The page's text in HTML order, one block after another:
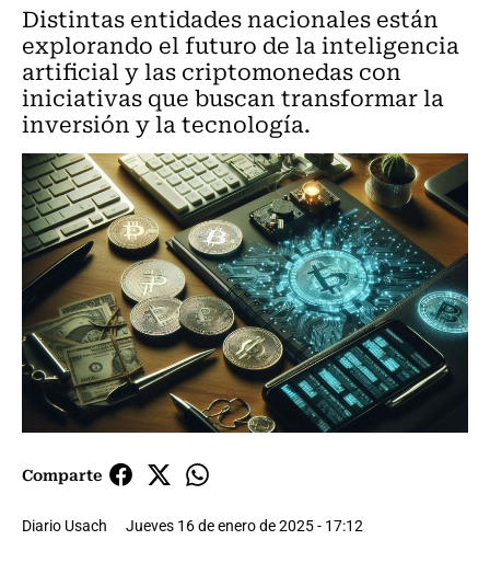
Distintas entidades nacionales están
explorando el futuro de la inteligencia
artificial y las criptomonedas con
iniciativas que buscan transformar la
inversión y la tecnología.
Comparte
Diario Usach Jueves 16 de enero de 2025 - 17:12